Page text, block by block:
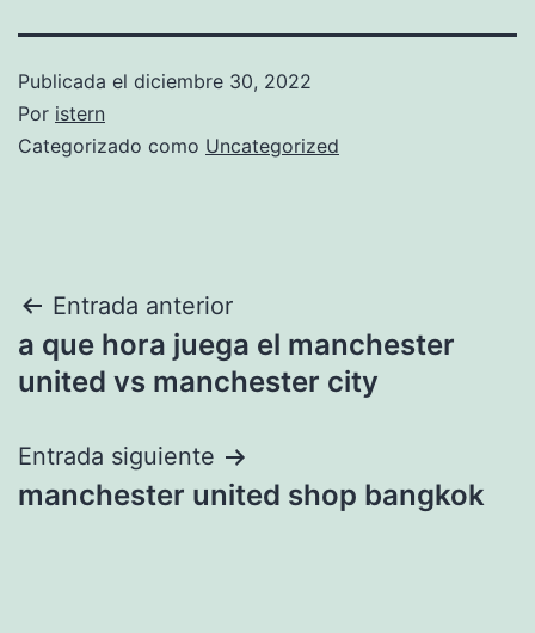
Publicada el diciembre 30, 2022
Por istern
Categorizado como Uncategorized
Navegación
de
Entrada anterior
a que hora juega el manchester
united vs manchester city
Entrada siguiente
manchester united shop bangkok